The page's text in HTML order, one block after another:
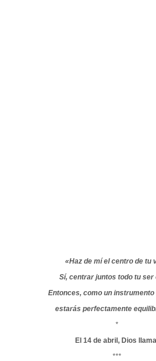
«Haz de mí el centro de tu
Sí, centrar juntos todo tu ser
Entonces, como un instrumento
estarás perfectamente
*
El 14 de abril, Dios
***